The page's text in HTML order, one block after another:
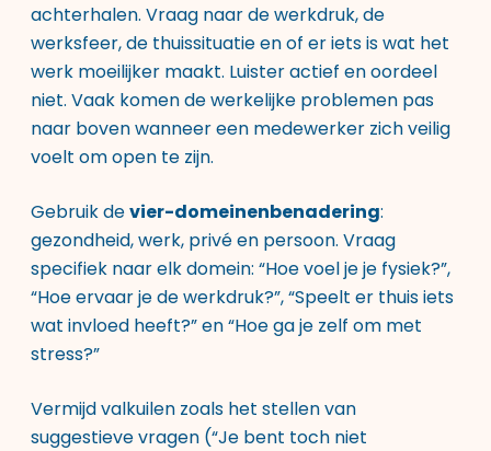
achterhalen. Vraag naar de werkdruk, de
werksfeer, de thuissituatie en of er iets is wat het
werk moeilijker maakt. Luister actief en oordeel
niet. Vaak komen de werkelijke problemen pas
naar boven wanneer een medewerker zich veilig
voelt om open te zijn.
Gebruik devier-domeinenbenadering:
gezondheid, werk, privé en persoon. Vraag
specifiek naar elk domein: “Hoe voel je je fysiek?”,
“Hoe ervaar je de werkdruk?”, “Speelt er thuis iets
wat invloed heeft?” en “Hoe ga je zelf om met
stress?”
Vermijd valkuilen zoals het stellen van
suggestieve vragen (“Je bent toch niet